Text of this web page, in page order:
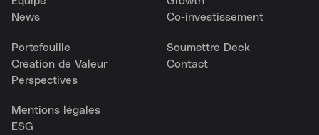
News
Co-investissement
Portefeuille
Création de Valeur
Perspectives
Soumettre Deck
Contact
Mentions légales
ESG